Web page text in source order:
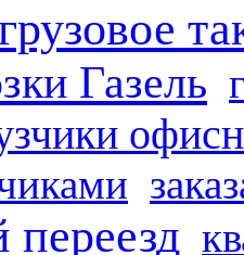
Газель
переезд